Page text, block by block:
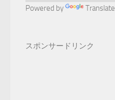
Powered by Translate
スポンサードリンク